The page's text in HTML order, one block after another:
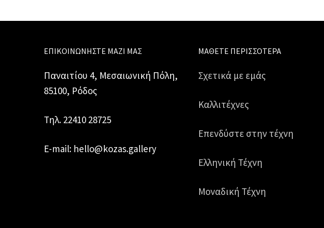
ΕΠΙΚΟΙΝΩΝΉΣΤΕ ΜΑΖΊ ΜΑΣ
Παναιτίου 4, Μεσαιωνική Πόλη,
85100, Ρόδος
Τηλ. 22410 28725
E-mail: hello@kozas.gallery
ΜΆΘΕΤΕ ΠΕΡΙΣΣΌΤΕΡΑ
Σχετικά με εμάς
Καλλιτέχνες
Επενδύστε στην τέχνη
Ελληνική Τέχνη
Μοναδική Τέχνη